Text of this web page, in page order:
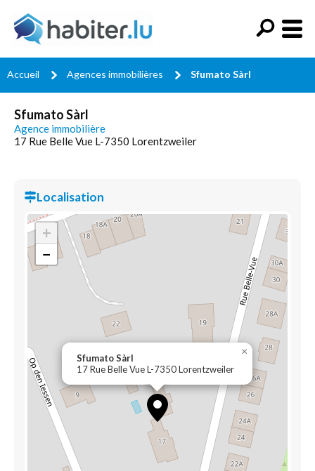
Accueil Agences immobilières Sfumato Sàrl
Sfumato Sàrl
Agence immobilière
17 Rue Belle Vue L-7350 Lorentzweiler
Localisation
Sfumato Sàrl
17 Rue Belle Vue L-7350 Lorentzweiler
×
+
−